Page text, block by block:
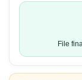
File